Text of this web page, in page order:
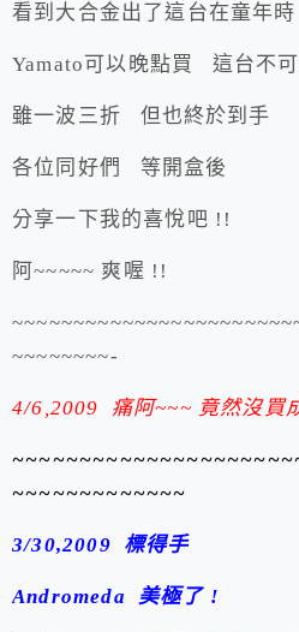
看到大合金出了這台在童年
Yamato可以晚點買 這台不
雖一波三折 但也終於到手
各位同好們 等開盒後
分享一下我的喜悅吧 !!
阿~~~~~ 爽喔 !!
~~~~~~~~-
4/6,2009 痛阿~~~ 竟然沒買
~~~~~~~~~~~~~
3/30,2009 標得手
Andromeda 美極了 !